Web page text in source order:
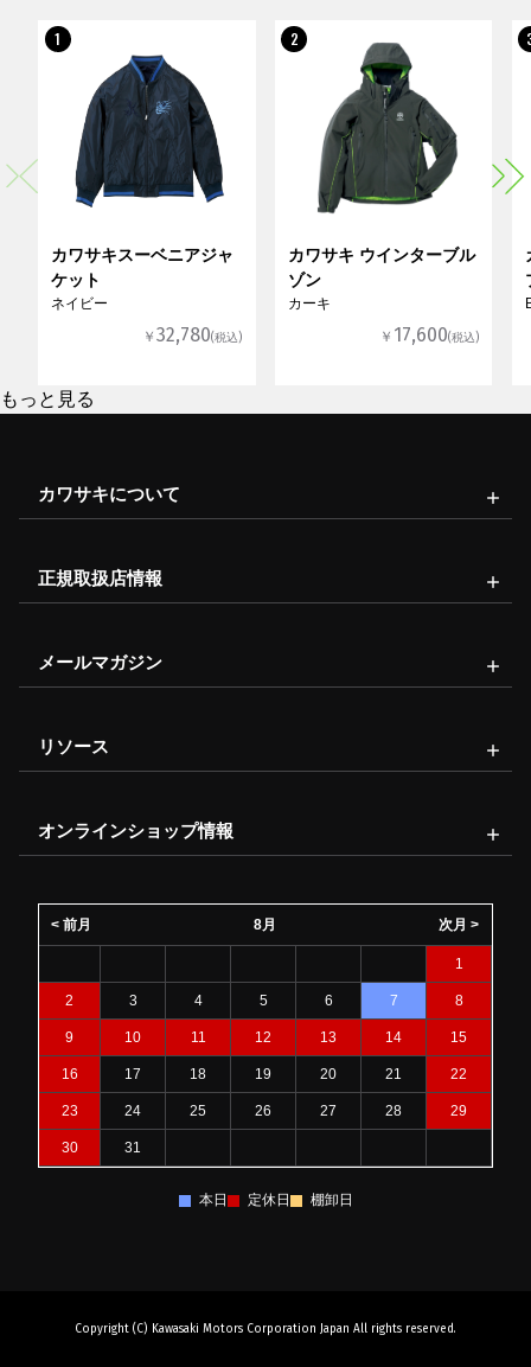
1
カワサキスーベニアジャ
ケット
ネイビー
￥32,780(税込)
2
カワサキ ウインターブル
ゾン
カーキ
￥ 17,600(税込)
もっと見る
カワサキについて
正規取扱店情報
メールマガジン
リソース
オンラインショップ情報
8月
< 前月 次月 >
1
2 3 4 5 6 7 8
9 10 11 12 13 14 15
16 17 18 19 20 21 22
23 24 25 26 27 28 29
30 31
本日 定休日 棚卸日
Copyright (C) Kawasaki Motors Corporation Japan All rights reserved.